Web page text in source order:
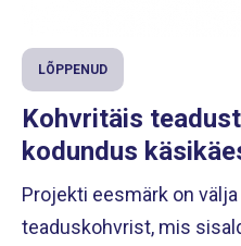
LÕPPENUD
Kohvritäis
kodundus
Projekti eesmärk on
teaduskohvrist, mis